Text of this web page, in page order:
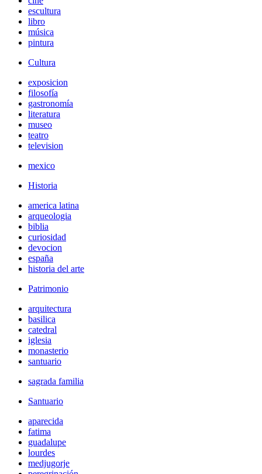
escultura
libro
música
pintura
Cultura
exposicion
filosofía
gastronomía
literatura
museo
teatro
television
mexico
Historia
america latina
arqueologia
biblia
curiosidad
devocion
españa
historia del arte
Patrimonio
arquitectura
basilica
catedral
iglesia
monasterio
santuario
sagrada familia
Santuario
aparecida
fatima
guadalupe
lourdes
medjugorje